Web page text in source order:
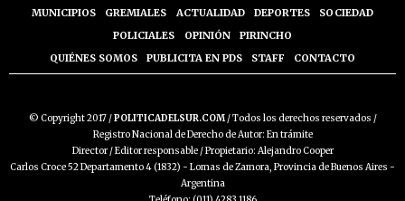
MUNICIPIOS GREMIALES ACTUALIDAD DEPORTES
SOCIEDAD
POLICIALES
OPINIÓN
PIRINCHO
QUIÉNES SOMOS
PUBLICITA EN PDS STAFF CONTACTO
© Copyright 2017 /POLITICADELSUR.COM/ Todos los derechos reservados /
Registro Nacional de Derecho de Autor: En trámite
Director / Editor responsable / Propietario: Alejandro Cooper
Carlos Croce 52 Departamento 4 (1832) - Lomas de Zamora, Provincia de Buenos Aires -
Argentina